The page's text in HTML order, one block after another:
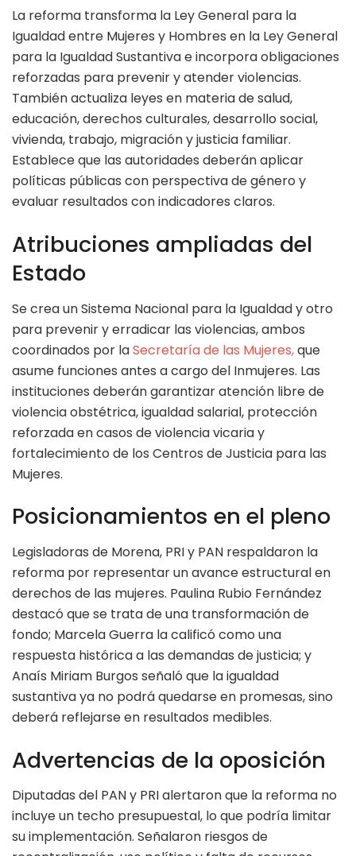
La reforma transforma la Ley General para la
Igualdad entre Mujeres y Hombres en la Ley General
para la Igualdad Sustantiva e incorpora obligaciones
reforzadas para prevenir y atender violencias.
También actualiza leyes en materia de salud,
educación, derechos culturales, desarrollo social,
vivienda, trabajo, migración y justicia familiar.
Establece que las autoridades deberán aplicar
políticas públicas con perspectiva de género y
evaluar resultados con indicadores claros.
Atribuciones ampliadas del
Estado
Se crea un Sistema Nacional para la Igualdad y otro
para prevenir y erradicar las violencias, ambos
coordinados por laSecretaría de las Mujeres,que
asume funciones antes a cargo del Inmujeres. Las
instituciones deberán garantizar atención libre de
violencia obstétrica, igualdad salarial, protección
reforzada en casos de violencia vicaria y
fortalecimiento de los Centros de Justicia para las
Mujeres.
Posicionamientos en el pleno
Legisladoras de Morena, PRI y PAN respaldaron la
reforma por representar un avance estructural en
derechos de las mujeres. Paulina Rubio Fernández
destacó que se trata de una transformación de
fondo; Marcela Guerra la calificó como una
respuesta histórica a las demandas de justicia; y
Anaís Miriam Burgos señaló que la igualdad
sustantiva ya no podrá quedarse en promesas, sino
deberá reflejarse en resultados medibles.
Advertencias de la oposición
Diputadas del PAN y PRI alertaron que la reforma no
incluye un techo presupuestal, lo que podría limitar
su implementación. Señalaron riesgos de